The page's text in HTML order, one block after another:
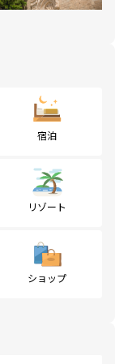
宿泊
リゾート
ショップ